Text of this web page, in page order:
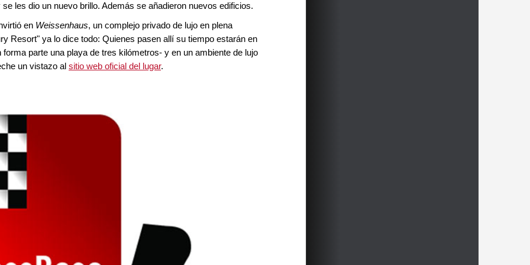
les dio un nuevo brillo. Además se añadieron nuevos edificios.
en Weissenhaus, un complejo privado de lujo en plena
Resort" ya lo dice todo: Quienes pasen allí su tiempo estarán en
parte una playa de tres kilómetros- y en un ambiente de lujo
un vistazo al sitio web oficial del lugar.